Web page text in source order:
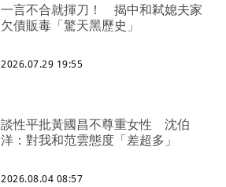
一言不合就揮刀！ 揭中和弒媳夫家
欠債販毒「驚天黑歷史」
2026.07.29 19:55
談性平批黃國昌不尊重女性 沈伯
洋：對我和范雲態度「差超多」
2026.08.04 08:57